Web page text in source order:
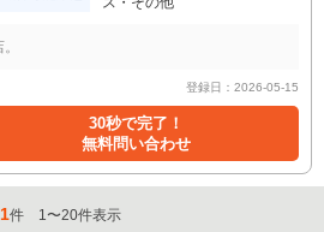
登録日：2026-05-15
30秒で完了！
無料問い合わせ
件 1〜20件表示